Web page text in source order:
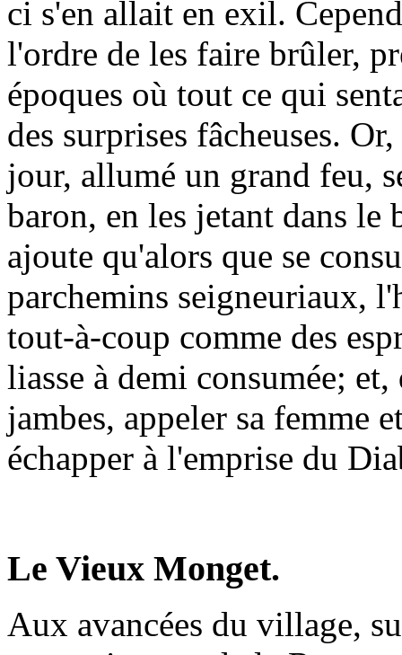
ci s'en allait en exil.
l'ordre de les faire brûler,
époques où tout ce qui
des surprises fâcheuses.
jour, allumé un grand feu,
baron, en les jetant dans
ajoute qu'alors que se
parchemins seigneuriaux,
tout-à-coup comme des
liasse à demi consumée;
jambes, appeler sa femme
échapper à l'emprise du
Le Vieux Monget.
Aux avancées du village,